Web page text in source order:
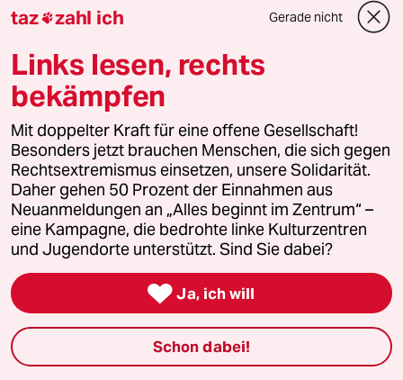
Kantine
Shop
Anzeigen
Fragen & Hilfe
Feedback
Aboservice
taz zahl ich Gerade nicht
Links lesen, rechts
bekämpfen
Mit doppelter Kraft für eine offene Gesellschaft!
Besonders jetzt brauchen Menschen, die sich gegen
Rechtsextremismus einsetzen, unsere Solidarität.
Daher gehen 50 Prozent der Einnahmen aus
Neuanmeldungen an „Alles beginnt im Zentrum“ –
eine Kampagne, die bedrohte linke Kulturzentren
und Jugendorte unterstützt. Sind Sie dabei?
 Ja, ich will
Schon dabei!